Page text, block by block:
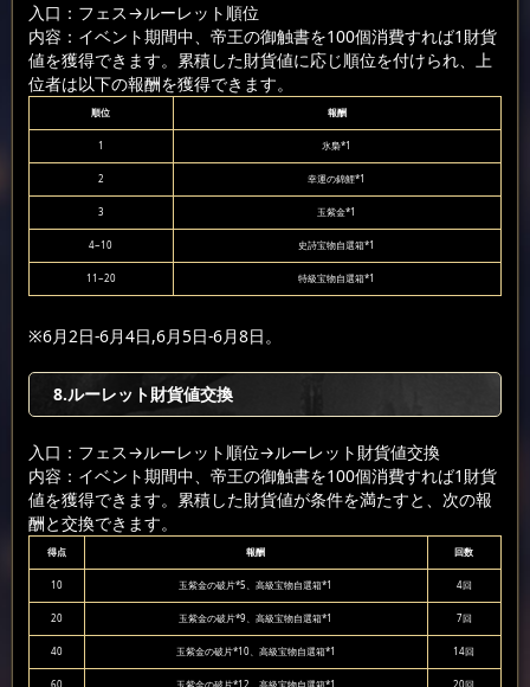
入口：フェス→ルーレット順位
内容：イベント期間中、帝王の御触書を100個消費すれば1財貨
値を獲得できます。累積した財貨値に応じ順位を付けられ、上
位者は以下の報酬を獲得できます。
順位 報酬
1 氷梟*1
2 幸運の錦鯉*1
3 玉紫金*1
4~10 史詩宝物自選箱*1
11~20 特級宝物自選箱*1
※6月2日-6月4日,6月5日-6月8日。
8.ルーレット財貨値交換
入口：フェス→ルーレット順位→ルーレット財貨値交換
内容：イベント期間中、帝王の御触書を100個消費すれば1財貨
値を獲得できます。累積した財貨値が条件を満たすと、次の報
酬と交換できます。
得点 報酬 回数
10 玉紫金の破片*5、高級宝物自選箱*1 4回
20 玉紫金の破片*9、高級宝物自選箱*1 7回
40 玉紫金の破片*10、高級宝物自選箱*1 14回
60 玉紫金の破片*12、高級宝物自選箱*1 20回